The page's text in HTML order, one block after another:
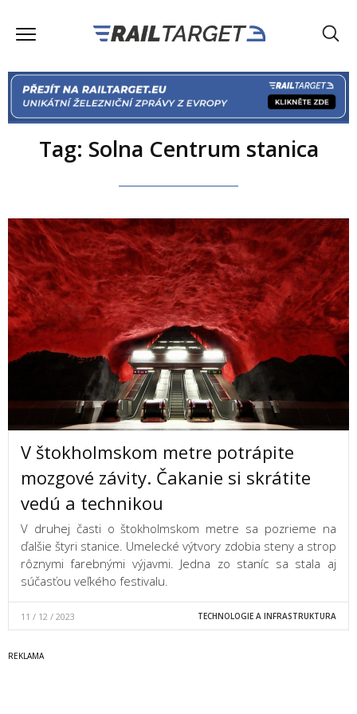
Tag: Solna Centrum stanica
V štokholmskom metre potrápite
mozgové závity. Čakanie si skrátite
vedú a technikou
V druhej časti o štokholmskom metre sa pozrieme na
ďalšie štyri stanice. Umelecké výtvory zdobia steny a strop
rôznymi farebnými výjavmi. Jedna zo staníc sa stala aj
súčasťou veľkého festivalu.
11 / 12 / 2023 TECHNOLOGIE A INFRASTRUKTURA